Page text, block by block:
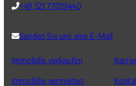
+49 521 77019440
Senden Sie uns eine E-Mail
Immobilie verkaufen
Immobilie vermieten